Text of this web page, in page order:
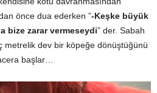
önce dua ederken ”-Keşke büyük
bize zarar vermeseydi” der. Sabah
metrelik dev bir köpeğe dönüştüğünü
başlar…